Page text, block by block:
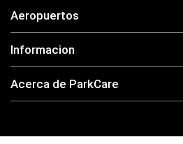
Aeropuertos
Informacion
Acerca de ParkCare